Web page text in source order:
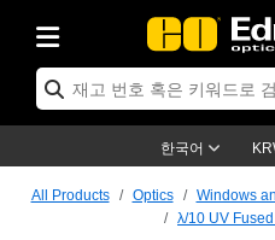
한국어
Optics
Systemand Electronics
Lenses
Cameras
이트 & 조명
Targets
Targets
& Detection
Solutions
& Production
Handling Tools
By Application
By Brand
Products
신제품
Products
Products
All Products Optics Windows
λ/10 UV